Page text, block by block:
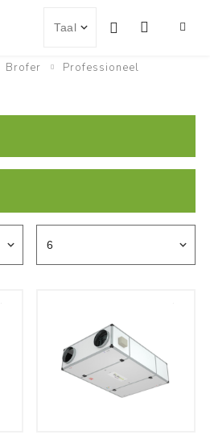
Brofer Professioneel